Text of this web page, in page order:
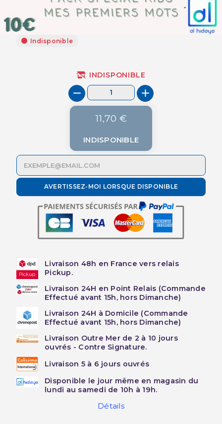
Indisponible
INDISPONIBLE
11,70 €
INDISPONIBLE
AVERTISSEZ-MOI LORSQUE DISPONIBLE
Livraison 48h en France vers relais
Pickup.
Livraison 24H en Point Relais (Commande
Effectué avant 15h, hors Dimanche)
Livraison 24H à Domicile (Commande
Effectué avant 15h, hors Dimanche)
Livraison Outre Mer de 2 à 10 jours
ouvrés - Contre Signature.
Livraison 5 à 6 jours ouvrés
Disponible le jour même en magasin du
lundi au samedi de 10h à 19h.
Détails